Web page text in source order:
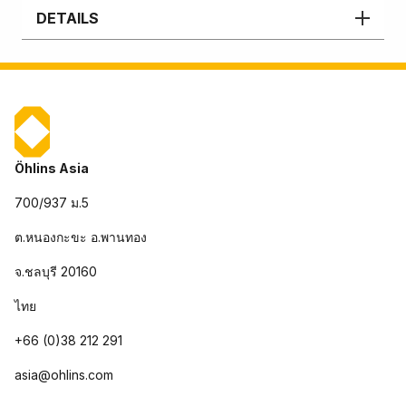
DETAILS
Öhlins Asia
700/937 ม.5
ต.หนองกะขะ อ.พานทอง
จ.ชลบุรี 20160
ไทย
+66 (0)38 212 291
asia@ohlins.com